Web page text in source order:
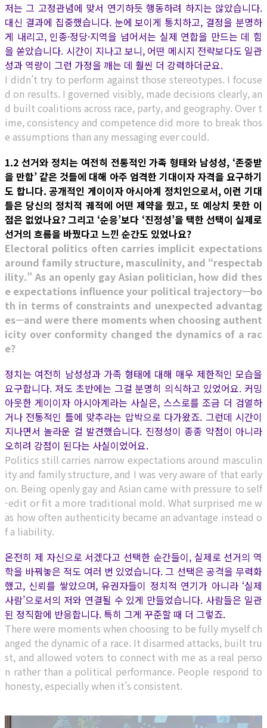
저는 그 고정관념에 맞서 연기하듯 행동하려 하지는 않았습니다.
대신 결과에 집중했습니다. 눈에 보이게 통치하고, 결정을 분명하
게 내리고, 인종·정당·지역을 넘어서는 실제 연합을 만드는 데 힘
을 쏟았습니다. 시간이 지나고 보니, 어떤 메시지 전략보다도 일관
성과 역량이 그런 가정을 깨는 데 훨씬 더 강력하더군요.
I didn’t try to perform against those stereotypes. I focuse
d on results. I governed visibly, made decisions clearly, an
d built coalitions across race, party, and geography. Over t
ime, consistency and competence did more to break thos
e assumptions than any messaging ever could.
1.2 선거와 정치는 여전히 전통적인 가족 형태와 남성성, ‘존중받
을 만함’ 같은 것들에 대해 아주 엄격한 기대이자 자격을 요구하기
도 합니다. 공개적인 게이이자 아시아계 정치인으로서, 이런 기대
들은 당신의 정치적 궤적에 어떤 제약을 줬고, 또 예상치 못한 이
점은 없었나요? 그리고 ‘순응’보다 ‘진정성’을 택한 선택이 실제로
선거의 흐름을 바꿨다고 느낀 순간도 있었나요?
Electoral politics often carries implicit expectations
around family structure, masculinity, and “respectab
ility.” As an openly gay Asian politician, how did thes
e expectations influence your political trajectory—bo
th in terms of constraints and unexpected advantag
es—and were there moments when choosing authent
icity over conformity changed the dynamics of a rac
e?
정치는 여전히 남성성과 가족 형태에 대해 매우 제한적인 모습을
요구합니다. 저도 초반에는 그걸 분명히 의식하고 있었어요. 커밍
아웃한 게이이자 아시아계라는 사실은, 스스로를 조금 더 검열하
거나 전통적인 틀에 맞추라는 압박으로 다가왔죠. 그런데 시간이
지나면서 놀라운 걸 발견했습니다. 진정성이 종종 약점이 아니라
오히려 강점이 된다는 사실이었어요.
Politics still carries narrow expectations around masculin
ity and family structure, and I was very aware of that early
on. Being openly gay and Asian came with pressure to self
-edit or fit a more traditional mold. What surprised me w
as how often authenticity became an advantage instead o
f a liability.
온전히 제 자신으로 서겠다고 선택한 순간들이, 실제로 선거의 역
학을 바꿔놓은 적도 여러 번 있었습니다. 그 선택은 공격을 무력화
했고, 신뢰를 쌓았으며, 유권자들이 정치적 연기가 아니라 ‘실제
사람’으로서의 저와 연결될 수 있게 만들었습니다. 사람들은 일관
된 정직함에 반응합니다. 특히 그게 꾸준할 때 더 그렇죠.
There were moments when choosing to be fully myself ch
anged the dynamic of a race. It disarmed attacks, built tru
st, and allowed voters to connect with me as a real perso
n rather than a political performance. People respond to
honesty, especially when it’s consistent.